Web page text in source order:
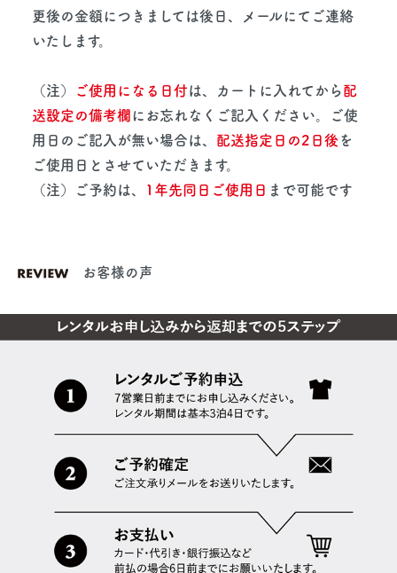
更後の金額につきましては後日、メールにてご連絡
いたします。
（注） ご使用になる日付は、カートに入れてから配
送設定の備考欄 にお忘れなくご記入ください。ご使
用日のご記入が無い場合は、 配送指定日の2日後 を
ご使用日とさせていただきます。
（注）ご予約は、
1年先同日ご使用日 まで可能です
お客様の声